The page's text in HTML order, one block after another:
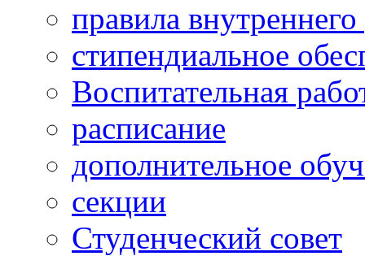
правила
стипендиальное
Воспитательная
расписание
дополнительное
секции
Студенческий совет